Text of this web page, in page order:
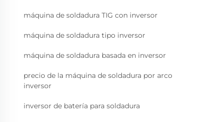
máquina de soldadura TIG con inversor
máquina de soldadura tipo inversor
máquina de soldadura basada en inversor
precio de la máquina de soldadura por arco
inversor
inversor de batería para soldadura